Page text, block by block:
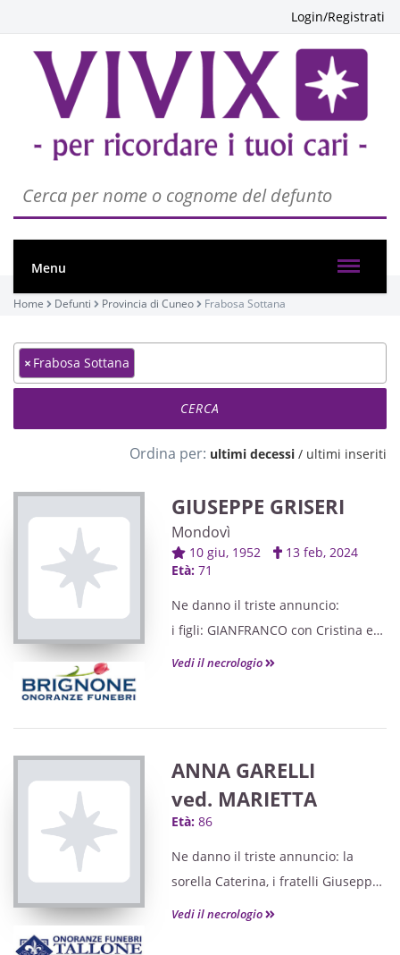
Login/Registrati
Menu
Home Defunti Provincia di Cuneo Frabosa Sottana
× Frabosa Sottana
Ordina per: ultimi decessi / ultimi inseriti
GIUSEPPE GRISERI
Mondovì
10 giu, 1952
13 feb, 2024
Età: 71
Ne danno il triste annuncio:
i figli: GIANFRANCO con Cristina e
Gioele,
parenti tutti
Vedi il necrologio
ANNA GARELLI
ved. MARIETTA
Età: 86
Ne danno il triste annuncio: la
sorella Caterina, i fratelli Giuseppe
e Luigi,
Vedi il necrologio